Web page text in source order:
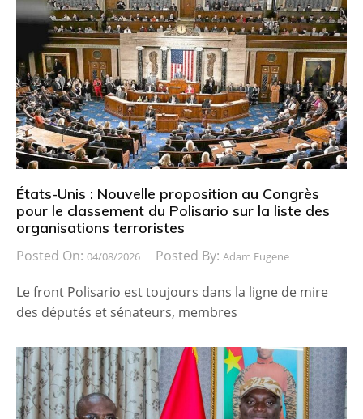
États-Unis : Nouvelle proposition au Congrès
pour le classement du Polisario sur la liste des
organisations terroristes
Posted On: 04/08/2026 Posted By: Adam Eugene
Le front Polisario est toujours dans la ligne de mire
des députés et sénateurs, membres